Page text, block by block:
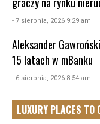
- 7 sierpnia, 2026 9:29 am
Aleksander
15 latach w mBanku
- 6 sierpnia, 2026 8:54 am
LUXURY PLACES TO